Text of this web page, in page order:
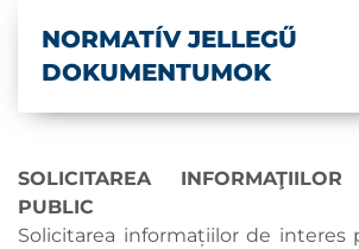
NORMATÍV JELLEGŰ
DOKUMENTUMOK
SOLICITAREA
PUBLIC
Solicitarea informațiilor de interes